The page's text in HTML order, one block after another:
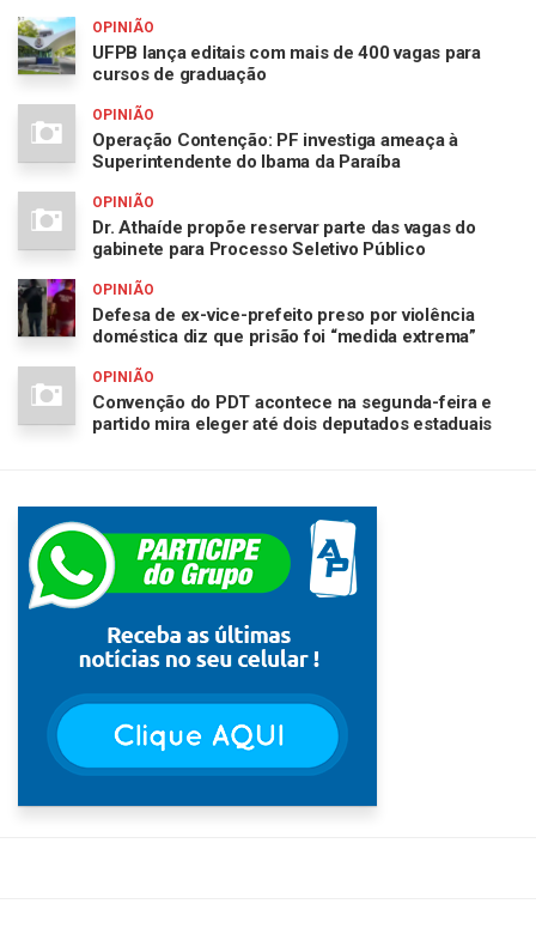
OPINIÃO
UFPB lança editais com mais de 400 vagas para
cursos de graduação
OPINIÃO
Operação Contenção: PF investiga ameaça à
Superintendente do Ibama da Paraíba
OPINIÃO
Dr. Athaíde propõe reservar parte das vagas do
gabinete para Processo Seletivo Público
OPINIÃO
Defesa de ex-vice-prefeito preso por violência
doméstica diz que prisão foi “medida extrema”
OPINIÃO
Convenção do PDT acontece na segunda-feira e
partido mira eleger até dois deputados estaduais